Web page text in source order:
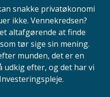
snakke privatøkonomi
ikke. Vennekredsen?
altafgørende at finde
tør sige sin mening.
munden, det er en
efter, og det har vi